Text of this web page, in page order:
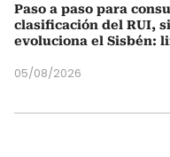
Paso a paso para
clasificación del RUI,
evoluciona el Sisbén:
05/08/2026